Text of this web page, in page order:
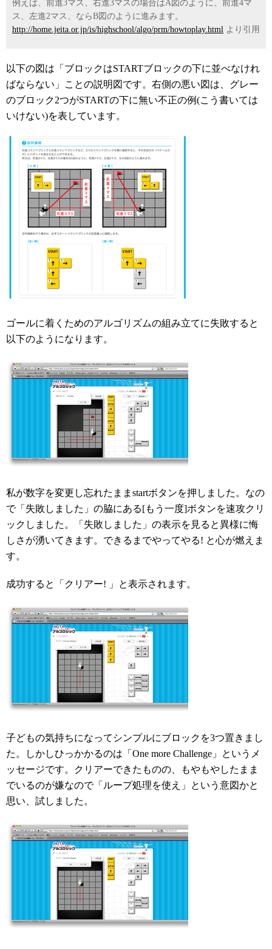
例えば、前進3マス、右進3マスの場合はA図のように、前進4マ
ス、左進2マス、ならB図のように進みます。
http://home.jeita.or.jp/is/highschool/algo/prm/howtoplay.html より引用
以下の図は「ブロックはSTARTブロックの下に並べなけれ
ばならない」ことの説明図です。右側の悪い図は、グレー
のブロック2つがSTARTの下に無い不正の例(こう書いては
いけない)を表しています。
ゴールに着くためのアルゴリズムの組み立てに失敗すると
以下のようになります。
私が数字を変更し忘れたままstartボタンを押しました。なの
で「失敗しました」の脇にある[もう一度]ボタンを速攻クリ
ックしました。「失敗しました」の表示を見ると異様に悔
しさが湧いてきます。できるまでやってやる! と心が燃えま
す。
成功すると「クリアー! 」と表示されます。
子どもの気持ちになってシンプルにブロックを3つ置きまし
た。しかしひっかかるのは「One more Challenge」というメ
ッセージです。クリアーできたものの、もやもやしたまま
でいるのが嫌なので「ループ処理を使え」という意図かと
思い、試しました。